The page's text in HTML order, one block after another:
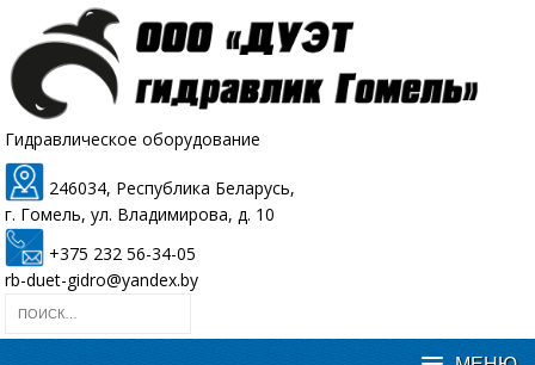
Гидравлическое оборудование
246034, Республика Беларусь,
г. Гомель, ул. Владимирова, д. 10
+375 232 56-34-05
rb-duet-gidro@yandex.by